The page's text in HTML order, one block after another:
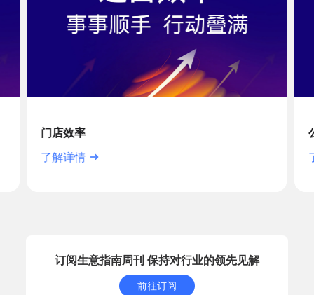
公域获客
了解详情
订阅生意指南周刊 保持对行业的领先见解
前往订阅